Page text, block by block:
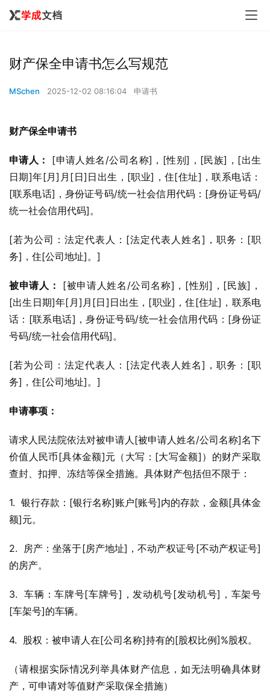
财产保全申请书怎么写规范
MSchen 2025-12-02 08:16:04 申请书
财产保全申请书
申请人：
[申请人姓名/公司名称]，[性别]，[民族]，[出生
日期]年[月]月[日]日出生，[职业]，住[住址]，联系电话：
[联系电话]，身份证号码/统一社会信用代码：[身份证号码/
统一社会信用代码]。
[若为公司：法定代表人：[法定代表人姓名]，职务：[职
务]，住[公司地址]。]
被申请人：
[被申请人姓名/公司名称]，[性别]，[民族]，
[出生日期]年[月]月[日]日出生，[职业]，住[住址]，联系电
话：[联系电话]，身份证号码/统一社会信用代码：[身份证
号码/统一社会信用代码]。
[若为公司：法定代表人：[法定代表人姓名]，职务：[职
务]，住[公司地址]。]
申请事项：
请求人民法院依法对被申请人[被申请人姓名/公司名称]名下
价值人民币[具体金额]元（大写：[大写金额]）的财产采取
查封、扣押、冻结等保全措施。具体财产包括但不限于：
1.  银行存款：[银行名称]账户[账号]内的存款，金额[具体金
额]元。
2.  房产：坐落于[房产地址]，不动产权证号[不动产权证号]
的房产。
3.  车辆：车牌号[车牌号]，发动机号[发动机号]，车架号
[车架号]的车辆。
4.  股权：被申请人在[公司名称]持有的[股权比例]%股权。
（请根据实际情况列举具体财产信息，如无法明确具体财
产，可申请对等值财产采取保全措施）